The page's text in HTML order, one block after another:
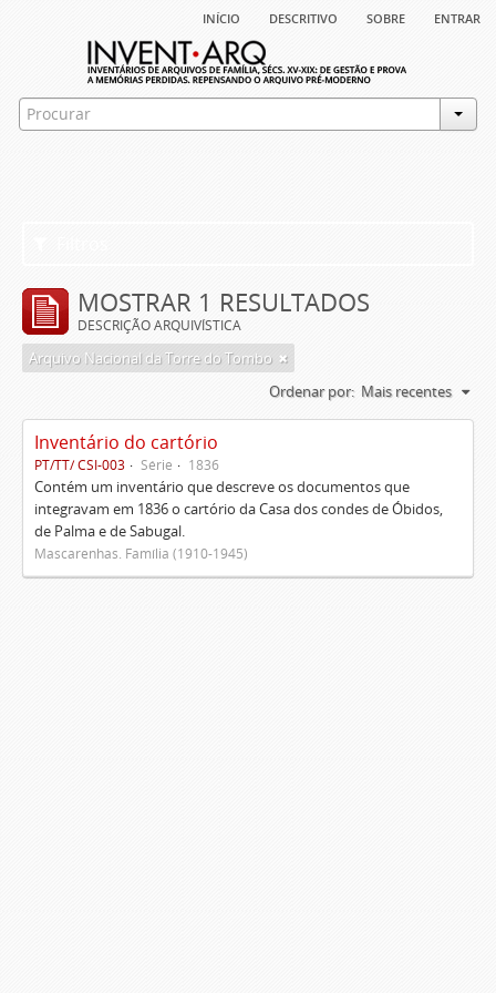
início descritivo sobre entrar
MOSTRAR 1 RESULTADOS
DESCRIÇÃO ARQUIVÍSTICA
Arquivo Nacional da Torre do Tombo
Ordenar por: Mais recentes
Inventário do cartório
PT/TT/ CSI-003 Série 1836
Contém um inventário que descreve os documentos que
integravam em 1836 o cartório da Casa dos condes de Óbidos,
de Palma e de Sabugal.
Mascarenhas. Família (1910-1945)